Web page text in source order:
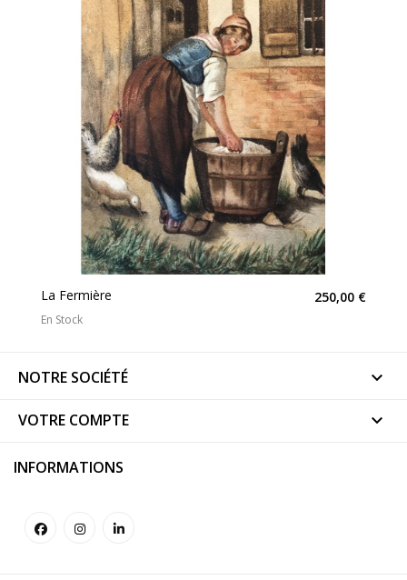
La Fermière 250,00 €
En Stock
NOTRE SOCIÉTÉ 
VOTRE COMPTE 
INFORMATIONS